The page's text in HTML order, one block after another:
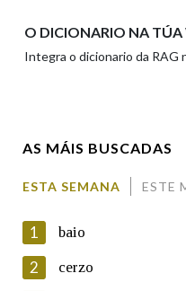
O DICIONARIO NA TÚA
Integra o dicionario da RAG
AS MÁIS BUSCADAS
ESTA SEMANA ESTE
1 baio
2 cerzo